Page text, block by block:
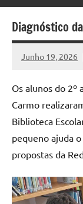
Diagnóstico
Junho 19, 2026
Os alunos do 2º
Carmo
Biblioteca
pequeno ajuda
propostas da